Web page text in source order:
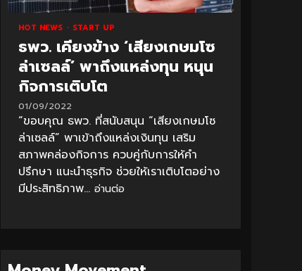
HOT NEWS START UP
ธพว. เคียงข้าง ‘เสียงเกษมโซ
ล่าเซลล์’ พาถึงแหล่งทุน หนุน
กิจการเติบโต
01/09/2022
“ขอบคุณ ธพว. ที่สนับสนุน “เสียงเกษมโซ
ล่าเซลล์” พาเข้าถึงแหล่งเงินทุน เสริม
สภาพคล่องกิจการ ควบคู่กับการให้คำ
ปรึกษา แนะนำธุรกิจ ช่วยให้เราเติบโตอย่าง
มีประสิทธิภาพ... อ่านต่อ